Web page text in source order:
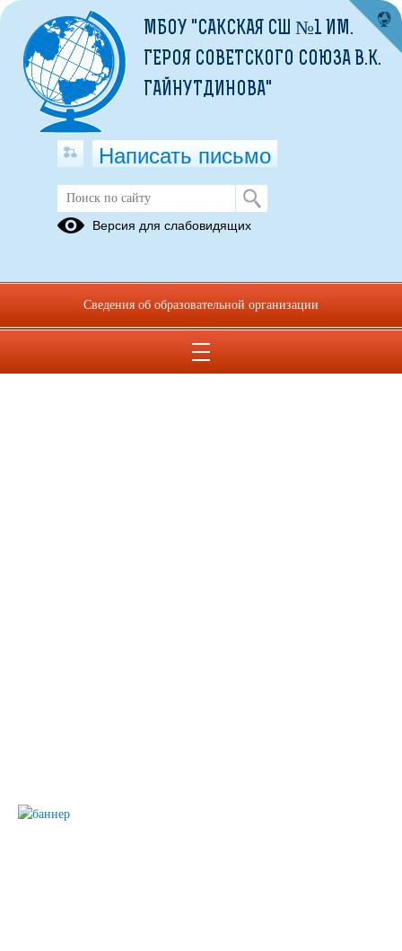
МБОУ "САКСКАЯ СШ №1 ИМ.
ГЕРОЯ СОВЕТСКОГО СОЮЗА В.К.
ГАЙНУТДИНОВА"
Написать письмо
Версия для слабовидящих
Сведения об образовательной организации